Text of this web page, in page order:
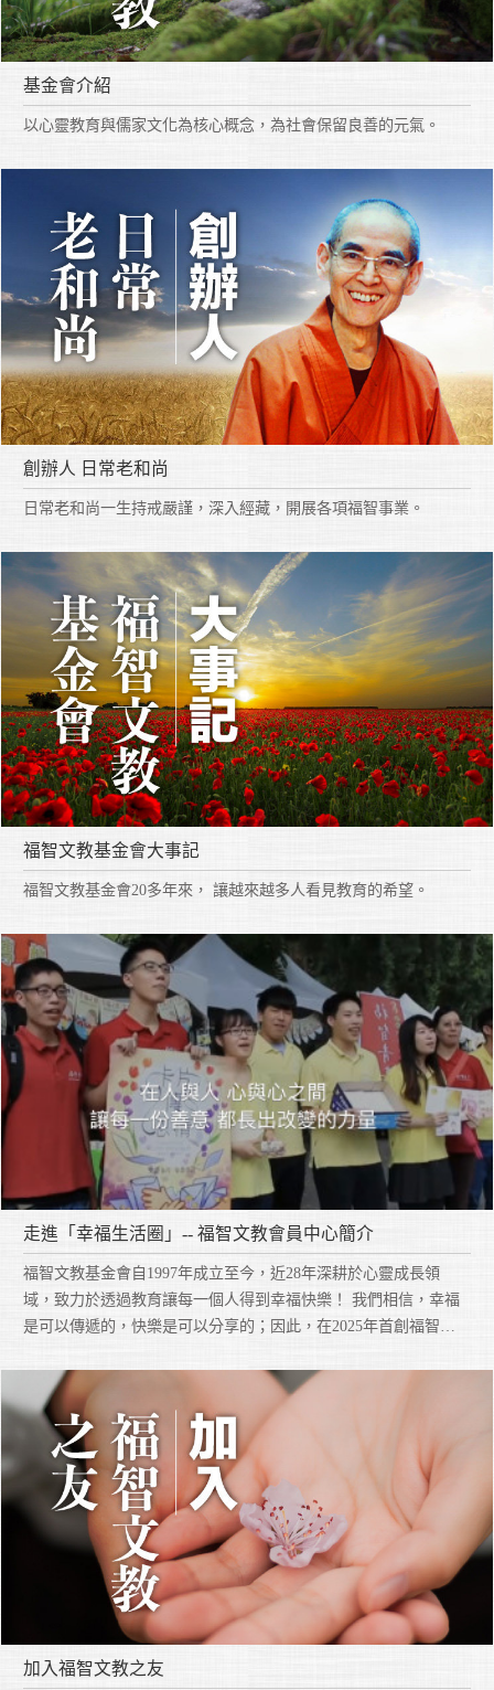
基金會介紹
以心靈教育與儒家文化為核心概念，為社會保留良善的元氣。
創辦人 日常老和尚
日常老和尚一生持戒嚴謹，深入經藏，開展各項福智事業。
福智文教基金會大事記
福智文教基金會20多年來， 讓越來越多人看見教育的希望。
走進「幸福生活圈」-- 福智文教會員中心簡介
福智文教基金會自1997年成立至今，近28年深耕於心靈成長領
域，致力於透過教育讓每一個人得到幸福快樂！ 我們相信，幸福
是可以傳遞的，快樂是可以分享的；因此，在2025年首創福智文
段，這裡都是您探索自我、成長與快樂的最舒適環境。
加入福智文教之友